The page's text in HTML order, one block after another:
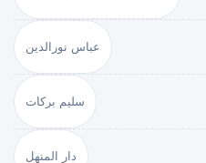
عباس نورالدين
سليم بركات
دار المنهل